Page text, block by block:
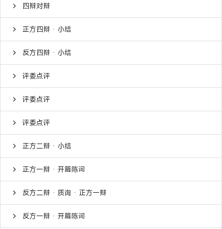
四辩对辩
正方四辩 · 小结
反方四辩 · 小结
评委点评
评委点评
评委点评
正方二辩 · 小结
正方一辩 · 开篇陈词
反方二辩 · 质询 · 正方一辩
反方一辩 · 开篇陈词